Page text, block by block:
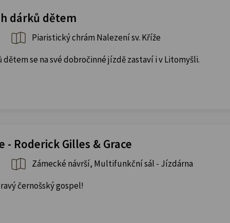
dárků dětem
Piaristický chrám Nalezení sv. Kříže
se na své dobročinné jízdě zastaví i v Litomyšli.
- Roderick Gilles & Grace
Zámecké návrší, Multifunkční sál - Jízdárna
černošský gospel!